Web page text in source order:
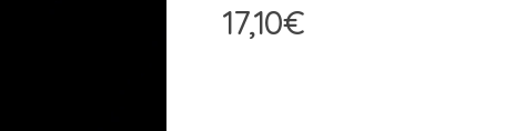
17,10€